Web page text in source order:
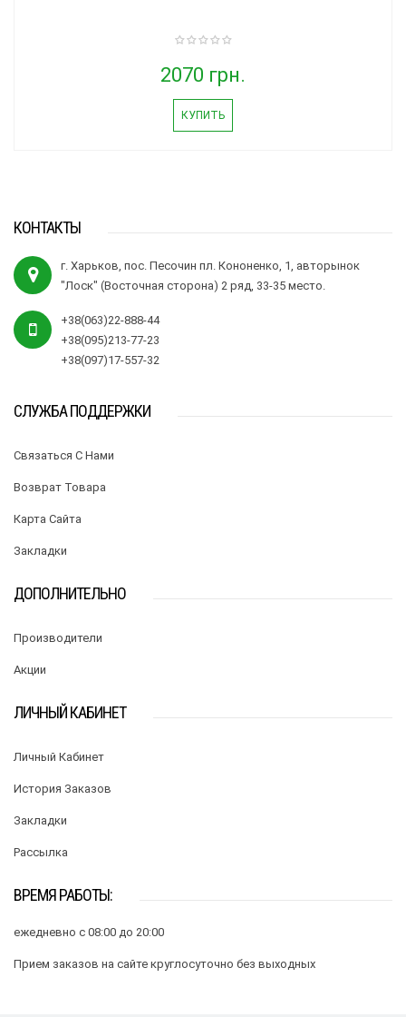
2070 грн.
КУПИТЬ
КОНТАКТЫ
г. Харьков, пос. Песочин пл. Кононенко, 1, авторынок
"Лоск" (Восточная сторона) 2 ряд, 33-35 место.
+38(063)22-888-44
+38(095)213-77-23
+38(097)17-557-32
СЛУЖБА ПОДДЕРЖКИ
Связаться С Нами
Возврат Товара
Карта Сайта
Закладки
ДОПОЛНИТЕЛЬНО
Производители
Акции
ЛИЧНЫЙ КАБИНЕТ
Личный Кабинет
История Заказов
Закладки
Рассылка
ВРЕМЯ РАБОТЫ:
ежедневно с 08:00 до 20:00
Прием заказов на сайте круглосуточно без выходных